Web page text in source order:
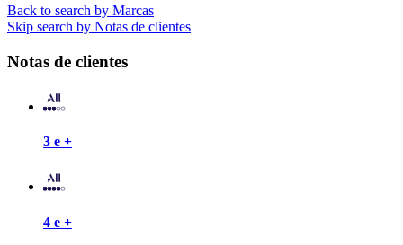
Back to search by Marcas
Skip search by Notas de clientes
Notas de clientes
3 e +
4 e +